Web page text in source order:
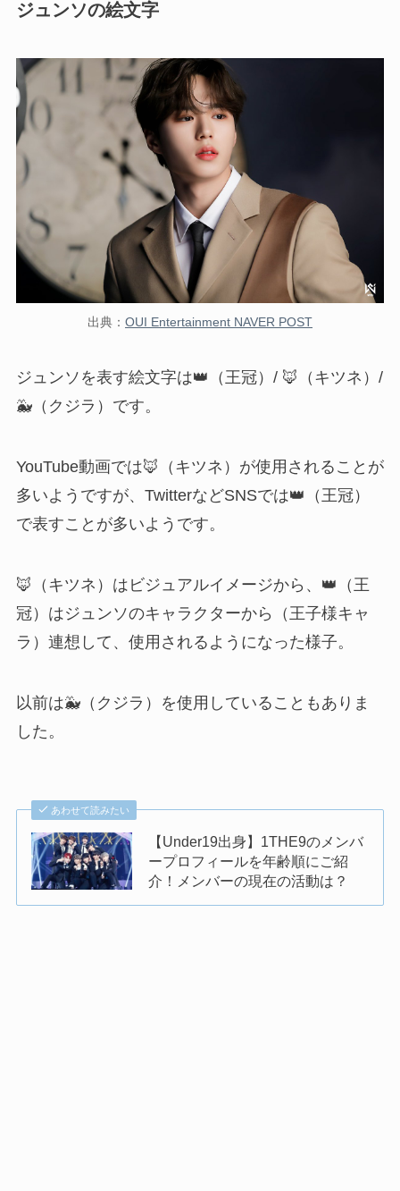
ジュンソの絵文字
出典： OUI Entertainment NAVER POST
ジュンソを表す絵文字は👑（王冠）/ 🦊（キツネ）/
🐳（クジラ）です。
YouTube動画では🦊（キツネ）が使用されることが
多いようですが、TwitterなどSNSでは👑（王冠）
で表すことが多いようです。
🦊（キツネ）はビジュアルイメージから、 👑（王
冠）はジュンソのキャラクターから（王子様キャ
ラ）連想して、使用されるようになった様子。
以前は🐳（クジラ）を使用していることもありま
した。
あわせて読みたい
【Under19出身】1THE9のメンバ
ープロフィールを年齢順にご紹
介！メンバーの現在の活動は？